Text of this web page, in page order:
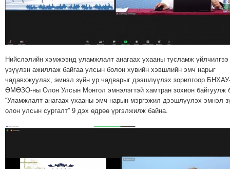
МЭДЭХҮЙ
ЭРДЭНЭТ
ТОЙРОНД
ХАВРЫН
ЧУУЛГАНЫ
ТОЙРОНД
Нийслэлийн хэмжээнд уламжлалт анагаах ухааны тусламж үйлчилгээ
үзүүлэн ажиллаж байгаа улсын болон хувийн хэвшлийн эмч нарыг
чадавхжуулах, эмнэл зүйн ур чадварыг дээшлүүлэх зорилгоор
ӨМӨЗО-ны Олон Улсын Монгол эмнэлэгтэй хамтран зохион байгуулж
“Уламжлалт анагаах ухааны эмч нарын мэргэжил дээшлүүлэх эмнэл
олон улсын сургалт” 9 дэх өдрөө үргэлжилж байна.